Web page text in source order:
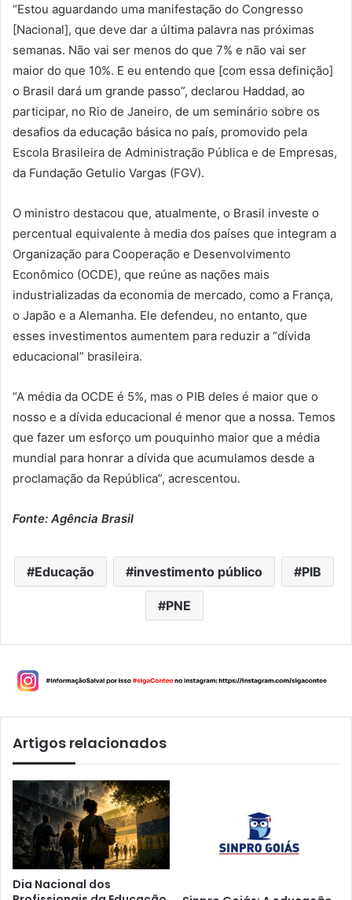
“Estou aguardando uma manifestação do Congresso
[Nacional], que deve dar a última palavra nas próximas
semanas. Não vai ser menos do que 7% e não vai ser
maior do que 10%. E eu entendo que [com essa definição]
o Brasil dará um grande passo”, declarou Haddad, ao
participar, no Rio de Janeiro, de um seminário sobre os
desafios da educação básica no país, promovido pela
Escola Brasileira de Administração Pública e de Empresas,
da Fundação Getulio Vargas (FGV).
O ministro destacou que, atualmente, o Brasil investe o
percentual equivalente à media dos países que integram a
Organização para Cooperação e Desenvolvimento
Econômico (OCDE), que reúne as nações mais
industrializadas da economia de mercado, como a França,
o Japão e a Alemanha. Ele defendeu, no entanto, que
esses investimentos aumentem para reduzir a “dívida
educacional” brasileira.
“A média da OCDE é 5%, mas o PIB deles é maior que o
nosso e a dívida educacional é menor que a nossa. Temos
que fazer um esforço um pouquinho maior que a média
mundial para honrar a dívida que acumulamos desde a
proclamação da República”, acrescentou.
Fonte: Agência Brasil
Educação investimento público PIB
PNE
Artigos relacionados
Dia Nacional dos